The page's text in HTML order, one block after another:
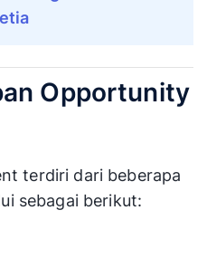
Opportunity
terdiri dari beberapa
sebagai berikut: